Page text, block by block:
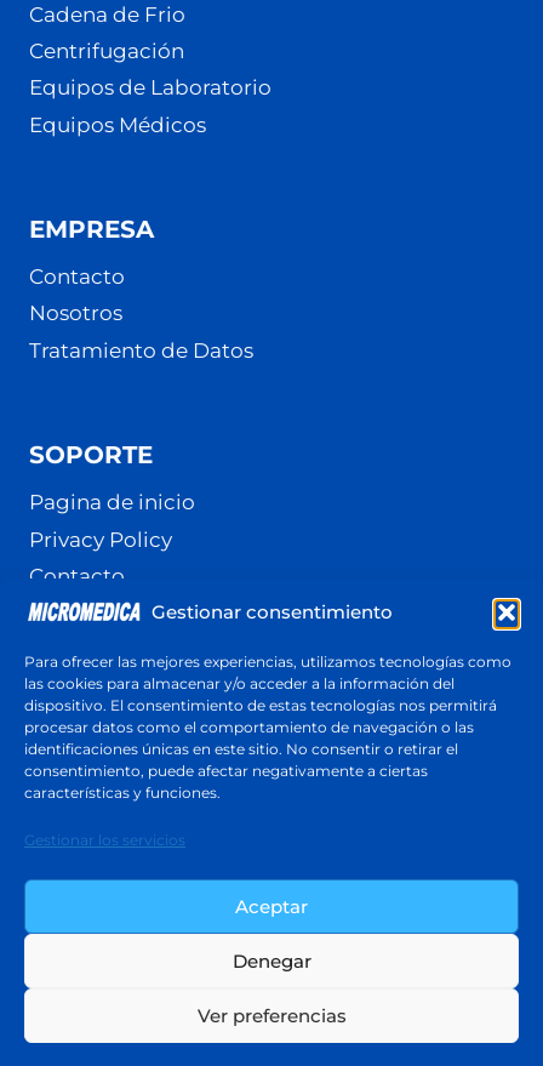
Gestionar consentimiento
Para ofrecer las mejores experiencias, utilizamos tecnologías como
las cookies para almacenar y/o acceder a la información del
dispositivo. El consentimiento de estas tecnologías nos permitirá
procesar datos como el comportamiento de navegación o las
identificaciones únicas en este sitio. No consentir o retirar el
consentimiento, puede afectar negativamente a ciertas
características y funciones.
Gestionar los servicios
Aceptar
Denegar
Ver preferencias
Cadena de Frio
Centrifugación
Equipos de Laboratorio
Equipos Médicos
EMPRESA
Contacto
Nosotros
Tratamiento de Datos
SOPORTE
Pagina de inicio
Privacy Policy
Contacto
Terminos y Condiciones
Cotización
Respuesta en menos de 24 horas
Kadence WP